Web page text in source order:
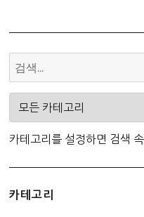
카테고리를 설정하면 검색
카테고리